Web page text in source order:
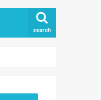
search